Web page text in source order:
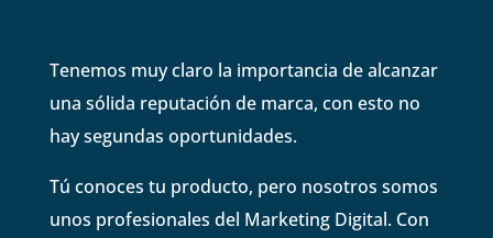
Tenemos muy claro la importancia de alcanzar
una sólida reputación de marca, con esto no
hay segundas oportunidades.
Tú conoces tu producto, pero nosotros somos
unos profesionales del Marketing Digital. Con